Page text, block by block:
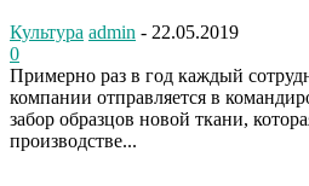
Культура admin - 22.05.2019
0
Примерно раз в год каждый
компании отправляется в
забор образцов новой ткани,
производстве...